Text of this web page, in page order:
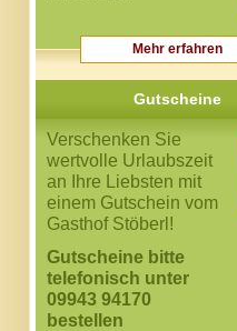
Mehr erfahren
Gutscheine
Verschenken Sie
wertvolle Urlaubszeit
an Ihre Liebsten mit
einem Gutschein vom
Gasthof Stöberl!
Gutscheine bitte
telefonisch unter
09943 94170
bestellen